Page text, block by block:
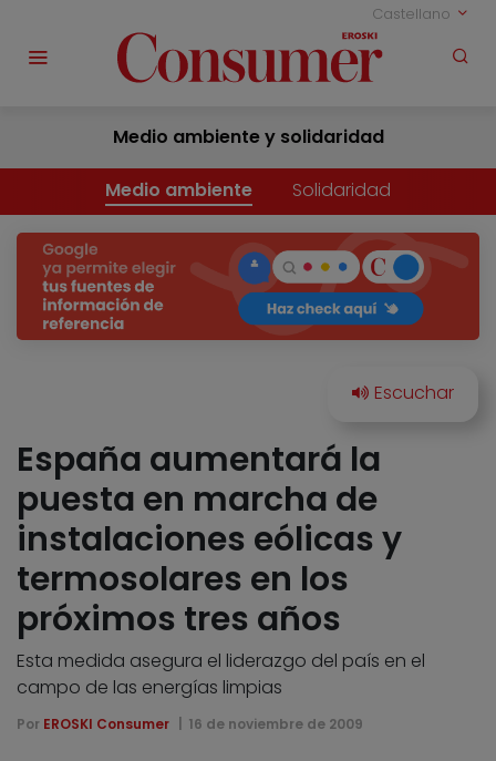
Castellano
Medio ambiente y solidaridad
Medio ambiente Solidaridad
España aumentará la
puesta en marcha de
instalaciones eólicas y
termosolares en los
próximos tres años
Esta medida asegura el liderazgo del país en el
campo de las energías limpias
Por EROSKI Consumer 16 de noviembre de 2009